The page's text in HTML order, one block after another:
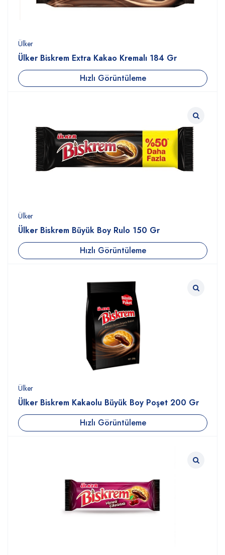
Ülker
Ülker Biskrem Extra Kakao Kremalı 184 Gr
Hızlı Görüntüleme
Ülker
Ülker Biskrem Büyük Boy Rulo 150 Gr
Hızlı Görüntüleme
Ülker
Ülker Biskrem Kakaolu Büyük Boy Poşet 200 Gr
Hızlı Görüntüleme